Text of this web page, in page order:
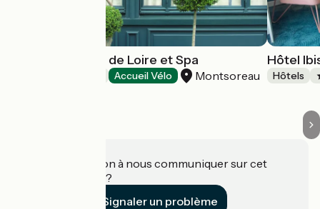
Hôtel La Marine de Loire et Spa
Accueil Vélo Montsoreau
Hôtel
Hôtels
Une information à nous communiquer sur cet
établissement ?
Signaler un problème